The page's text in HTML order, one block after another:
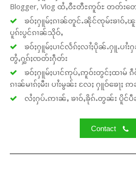
Blogger, Vlog ထႆႇဝီႊတီႊဢူဝ်ႊ တတ်း
ၶဝ်ႈႁူမ်ႈၵၢၼ်တူင်ႉၼိုင်ၸုမ်းၶၢဝ်ႇၽူ
ပူၵ်းပွင်ၵၢၼ်သိုဝ်ႇ
ၶဝ်ႈႁူမ်ႈပၢင်လႅၵ်ႈလၢႆႈပိုၼ်ႉႁူႉပၢႆ
တွႆႇႁွၵ်ႈၸတ်းႁဵတ်း
ၶဝ်ႈႁူမ်ႈပၢင်ဢုပ်ႇဢူဝ်းတွင်ႈထၢမ် ၵဵဝ်
ၵၢၼ်မၢၵ်ႈမီး၊ ပၢႆးမွၼ်း လႄႈ ႁူဝ်ၶေႃႈ
လႆႈႁပ်ႉဢၢၼ်ႇ ၶၢဝ်ႇၶိုၵ်ႉတွၼ်း ပိူင်
Contact